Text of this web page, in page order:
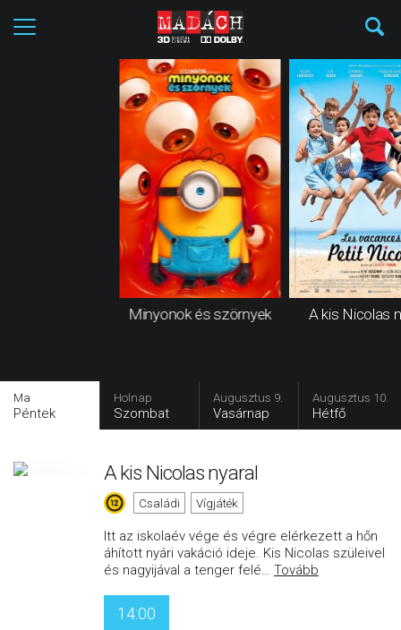
Minyonok és szörnyek A kis Nicolas
Ma
Péntek
Holnap
Szombat
Augusztus 9.
Vasárnap
Augusztus 10.
Hétfő
A kis Nicolas nyaral
Családi Vígjáték
Itt az iskolaév vége és végre elérkezett a hőn
áhított nyári vakáció ideje. Kis Nicolas szüleivel
és nagyijával a tenger felé… Tovább
14:00